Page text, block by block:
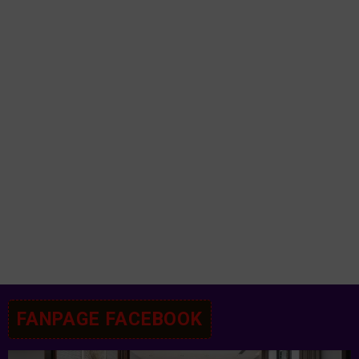
FANPAGE FACEBOOK